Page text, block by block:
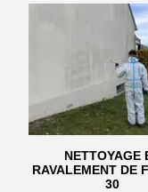
NETTOYAGE
RAVALEMENT DE
30